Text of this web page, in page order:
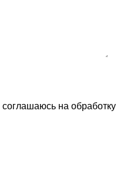
соглашаюсь на обработку